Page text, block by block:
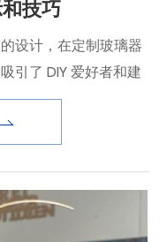
技巧
设计，在定制玻璃器
引了 DIY 爱好者和建